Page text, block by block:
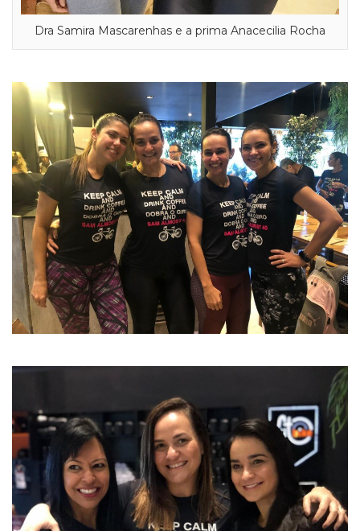
Dra Samira Mascarenhas e a prima Anacecilia Rocha